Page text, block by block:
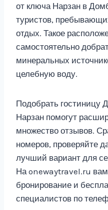
от ключа Нарзан в
туристов,
отдых. Такое
самостоятельно
минеральных
целебную воду.
Подобрать гостиницу
Нарзан помогут
множество отзывов.
номеров, проверяйте
лучший вариант для
На onewaytravel.ru
бронирование и
специалистов по